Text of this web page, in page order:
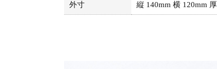
外寸 縦 140mm 横 120mm